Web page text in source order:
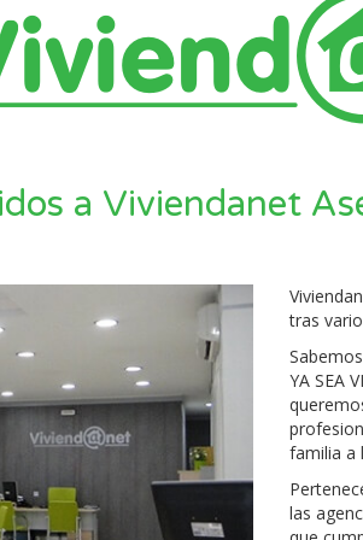
a Viviendanet
tras
YA SEA
familia a
las